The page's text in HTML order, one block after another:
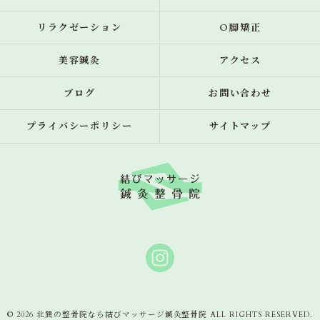
リラクゼーション O脚矯正
美容鍼灸 アクセス
ブログ お問い合わせ
プライバシーポリシー サイトマップ
© 2026 北巽の整骨院なら結びマッサージ鍼灸整骨院 ALL RIGHTS RESERVED.